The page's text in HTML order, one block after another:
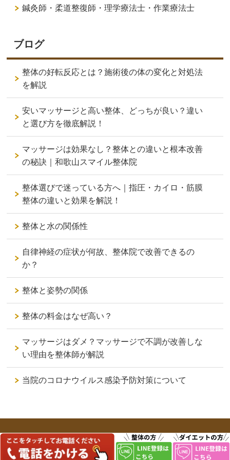
鍼灸師・柔道整復師・理学療法士・作業療法士
ブログ
整体の好転反応とは？施術後の体の変化と対処法
を解説
安いマッサージと高い整体、どっちが良い？違い
と選び方を徹底解説！
マッサージは効果なし？整体との違いと根本改善
の秘訣｜和歌山スマイル整体院
整体選びで迷っている方へ｜指圧・カイロ・筋膜
整体の違いと効果を解説！
整体と水の関係性
自律神経の症状が何故、整体院で改善できるの
か？
整体と姿勢の関係
整体の料金はなぜ高い？
マッサージはダメ？マッサージで不調が改善しな
い理由を整体師が解説
当院のコロナウイルス感染予防対策について